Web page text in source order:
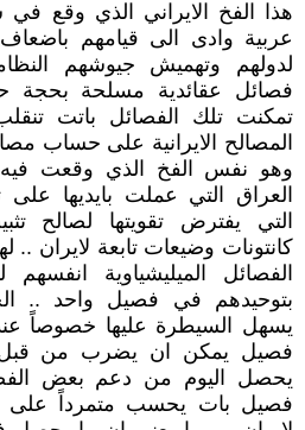
هذا الفخ الايراني الذي وقع
عربية وادى الى قيامهم
لدولهم وتهميش جيوشهم
فصائل عقائدية مسلحة بحجة
تمكنت تلك الفصائل باتت
المصالح الايرانية على حساب
وهو نفس الفخ الذي وقعت فيه
العراق التي عملت بايديها على
التي يفترض تقويتها لصالح
كانتونات وضيعات تابعة لايران
الفصائل الميليشياوية
بتوحيدهم في فصيل واحد ..
يسهل السيطرة عليها خصوصاً
فصيل يمكن ان يضرب من
يحصل اليوم من دعم بعض
فصيل بات يحسب متمرداً على